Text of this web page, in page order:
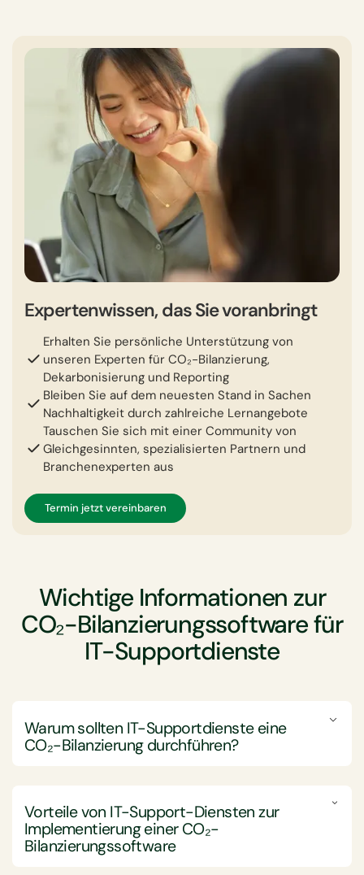
Expertenwissen, das Sie voranbringt
Erhalten Sie persönliche Unterstützung von
unseren Experten für CO₂-Bilanzierung,
Dekarbonisierung und Reporting
Bleiben Sie auf dem neuesten Stand in Sachen
Nachhaltigkeit durch zahlreiche Lernangebote
Tauschen Sie sich mit einer Community von
Gleichgesinnten, spezialisierten Partnern und
Branchenexperten aus
Termin jetzt vereinbaren
Wichtige Informationen zur
CO₂-Bilanzierungssoftware für
IT-Supportdienste
Warum sollten IT-Supportdienste eine
CO₂-Bilanzierung durchführen?
zu erhöhen, die Einhaltung von Vorschriften
sicherzustellen und die Beziehungen zu den
Stakeholdern zu stärken.
Vorteile von IT-Support-Diensten zur
Implementierung einer CO₂-
Bilanzierungssoftware